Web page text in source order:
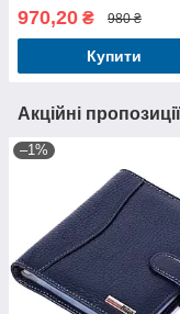
970,20 ₴ 980 ₴
Купити
Акційні
–1%